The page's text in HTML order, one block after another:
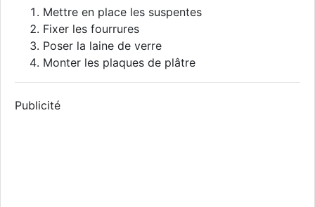
Mettre en place les suspentes
Fixer les fourrures
Poser la laine de verre
Monter les plaques de plâtre
Publicité